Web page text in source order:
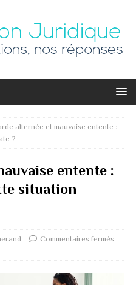
alternée et mauvaise entente :
?
entente :
situation
Commentaires fermés